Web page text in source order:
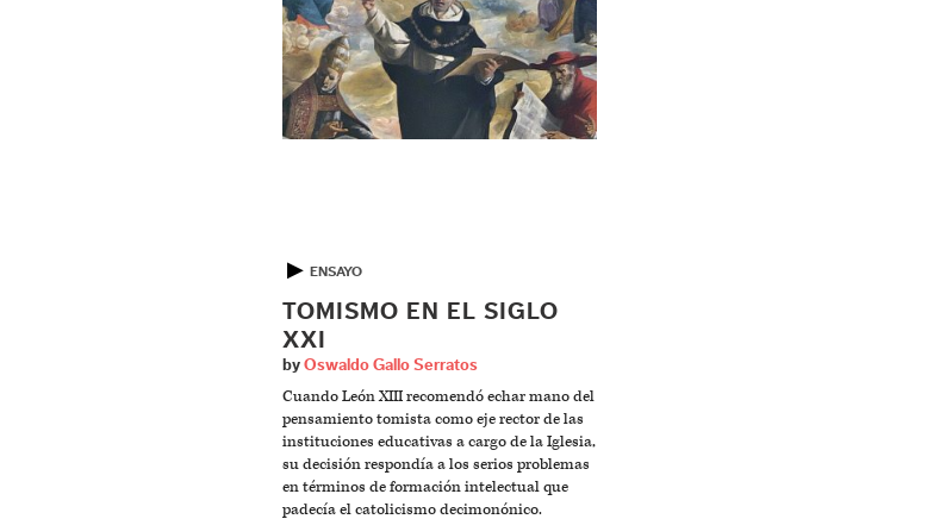
▶ ENSAYO
TOMISMO EN EL SIGLO
XXI
by Oswaldo Gallo Serratos
Cuando León XIII recomendó echar mano del
pensamiento tomista como eje rector de las
instituciones educativas a cargo de la Iglesia,
su decisión respondía a los serios problemas
en términos de formación intelectual que
padecía el catolicismo decimonónico.